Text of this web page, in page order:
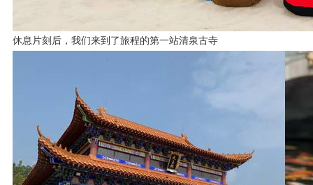
休息片刻后，我们来到了旅程的第一站清泉古寺